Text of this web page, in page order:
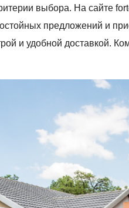
выбора. На сайте
предложений и
и удобной доставкой.